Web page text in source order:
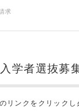
求
学者選抜募
リンクをクリック